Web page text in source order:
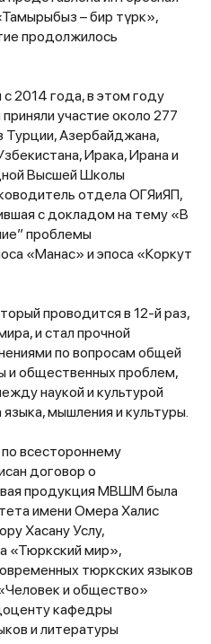
– бир түрк»,
продолжилось
2014 года, в этом году
участие около 277
Турции, Азербайджана,
Ирака, Ирана и
Высшей Школы
отдела ОГЯиЯП,
с докладом на тему «В
проблемы
«Манас» и эпоса «Коркут
проводится в 12-й раз,
и стал прочной
по вопросам общей
и общественных проблем,
наукой и культурой
мышления и культуры.
всестороннему
договор о
продукция МВШМ была
имени Омера Халис
Хасану Услу,
«Тюркский мир»,
тюркских языков
и общество»
кафедры
и литературы